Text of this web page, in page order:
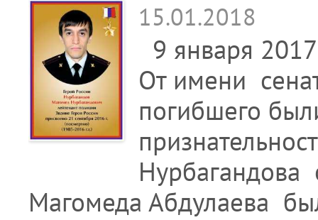
15.01.2018
9 января
От имени
погибшего
Нурбагандова
Магомеда Абдулаева